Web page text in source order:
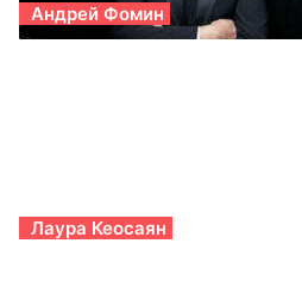
Андрей Фомин
Лаура Кеосаян